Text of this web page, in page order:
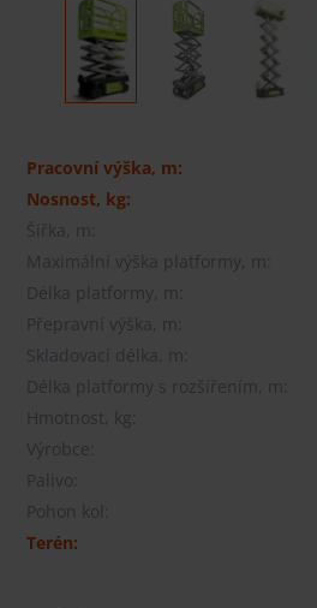
Pracovní výška, m:
Nosnost, kg:
Šířka, m:
Maximální výška platformy, m:
Délka platformy, m:
Přepravní výška, m:
Skladovací délka, m:
Délka platformy s rozšířením, m:
Hmotnost, kg:
Výrobce:
Palivo:
Pohon kol:
Terén: